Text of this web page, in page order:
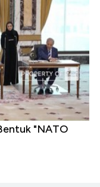
"NATO